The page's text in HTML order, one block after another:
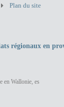
Plan du site
régionaux en
en Wallonie, es